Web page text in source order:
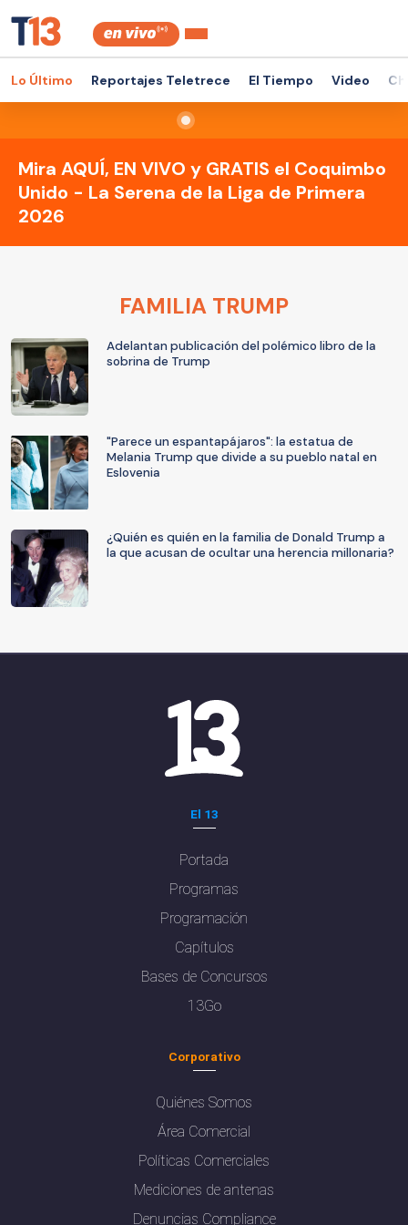
Lo Último Reportajes Teletrece El Tiempo Video
Mira AQUÍ, EN VIVO y GRATIS el Coquimbo
Unido - La Serena de la Liga de Primera
2026
FAMILIA TRUMP
Adelantan publicación del polémico libro de la
sobrina de Trump
"Parece un espantapájaros": la estatua de
Melania Trump que divide a su pueblo natal en
Eslovenia
¿Quién es quién en la familia de Donald Trump a
la que acusan de ocultar una herencia millonaria?
El 13
Portada
Programas
Programación
Capítulos
Bases de Concursos
13Go
Corporativo
Quiénes Somos
Área Comercial
Políticas Comerciales
Mediciones de antenas
Denuncias Compliance